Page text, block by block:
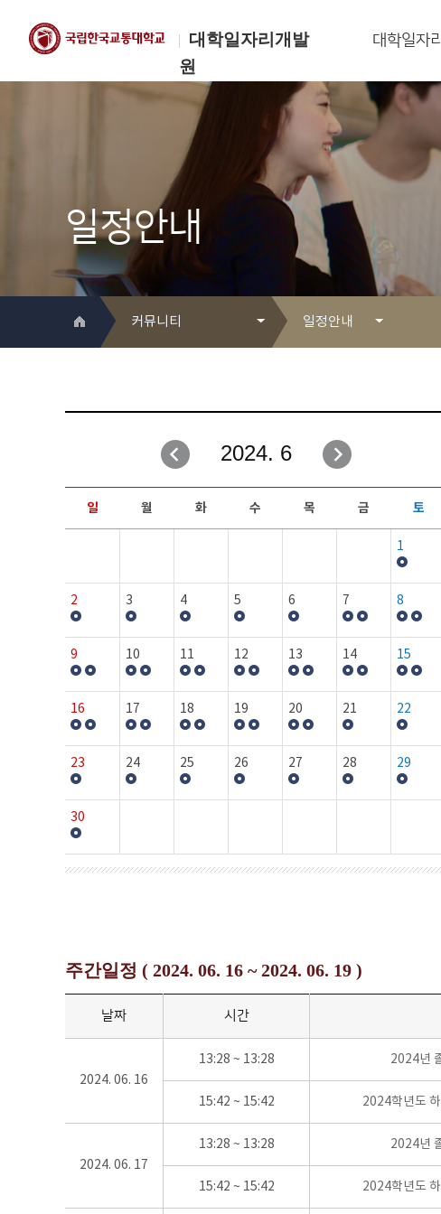
대학일자리개발
원
한국교통대학교
대학일자리개발원
대학일자
일정안내
커뮤니티
취업성공지원과
창업지원·교육센터
현장실습/IPP사업단
커뮤니티
일정안내
자유게시판
일정안내
보도자료
행사갤러리
2024. 6
일 월 화 수 목 금 토
1
2 3 4 5 6 7 8
9 10 11 12 13 14 15
16 17 18 19 20 21 22
23 24 25 26 27 28 29
30
주간일정 ( 2024. 06. 16 ~ 2024. 06. 19 )
날짜 시간
2024. 06. 16
13:28 ~ 13:28 2024년
15:42 ~ 15:42 2024학년도
2024. 06. 17
13:28 ~ 13:28 2024년
15:42 ~ 15:42 2024학년도